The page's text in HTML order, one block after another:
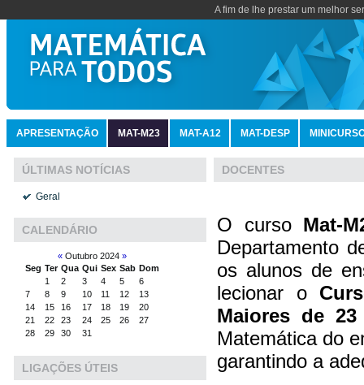
A fim de lhe prestar um melhor
APRESENTAÇÃO MAT-M23 MAT-A12 MAT-DESP
ÚLTIMAS NOTÍCIAS
Geral
CALENDÁRIO
« Outubro 2024 »
Seg Ter Qua Qui Sex Sab Dom
1
2 3 4 5
6
7
8 9 10 11 12
13
14
15 16 17 18 19
20
21
22 23 24 25 26
27
28
29 30 31
LIGAÇÕES ÚTEIS
DOCENTES
O curso Mat-
Departamento
os alunos de
lecionar o
Maiores de 23
Matemática do
garantindo a